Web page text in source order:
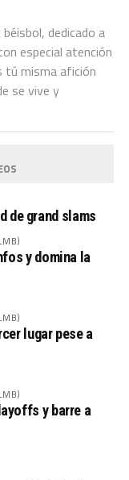
dedicado a
especial atención
tú misma afición
se vive y
de grand slams
y domina la
lugar pese a
y barre a